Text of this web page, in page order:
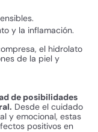
y la inflamación.
el hidrolato
de la piel y
de posibilidades
Desde el cuidado
y emocional, estas
positivos en